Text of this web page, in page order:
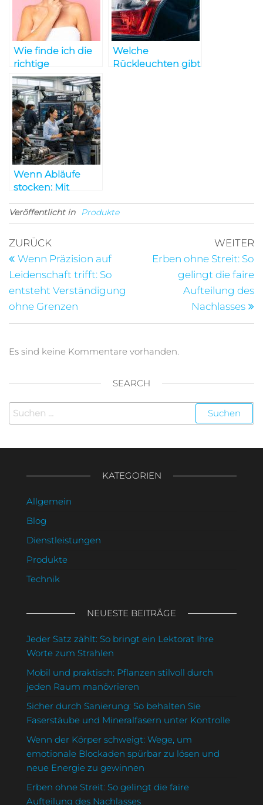
Wie finde ich die
richtige
Filteranlage für
meinen Pool?
Welche
Rückleuchten gibt
Wenn Abläufe
stocken: Mit
Equipment den
Workflow messbar
beschleunigen
Veröffentlicht in Produkte
Beitragsnavigation
Vorheriger
Beitrag
ZURÜCK
Wenn Präzision auf
Leidenschaft trifft: So
entsteht Verständigung
ohne Grenzen
WEITER
Erben ohne Streit: So
gelingt die faire
Aufteilung des
Nachlasses
Es sind keine Kommentare vorhanden.
SEARCH
Suchen
nach:
KATEGORIEN
Allgemein
Blog
Dienstleistungen
Produkte
Technik
NEUESTE BEITRÄGE
Jeder Satz zählt: So bringt ein Lektorat Ihre
Worte zum Strahlen
Mobil und praktisch: Pflanzen stilvoll durch
jeden Raum manövrieren
Sicher durch Sanierung: So behalten Sie
Faserstäube und Mineralfasern unter Kontrolle
Wenn der Körper schweigt: Wege, um
emotionale Blockaden spürbar zu lösen und
neue Energie zu gewinnen
Erben ohne Streit: So gelingt die faire
Aufteilung des Nachlasses